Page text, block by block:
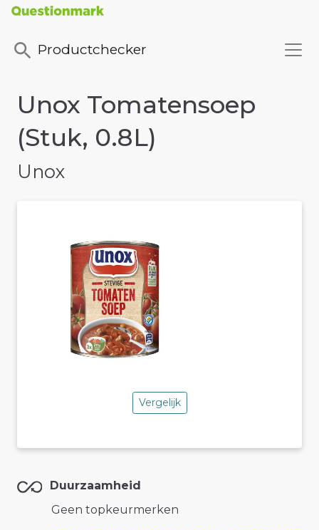
Productchecker
Unox Tomatensoep
(Stuk, 0.8L)
Unox
Vergelijk
Duurzaamheid
Geen topkeurmerken